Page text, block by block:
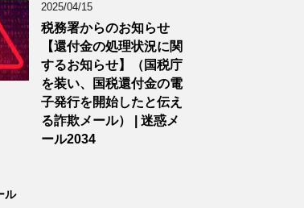
2025/04/15
税務署からのお知らせ
【還付金の処理状況に関
するお知らせ】（国税庁
を装い、国税還付金の電
子発行を開始したと伝え
る詐欺メール） | 迷惑メ
ール2034
ル